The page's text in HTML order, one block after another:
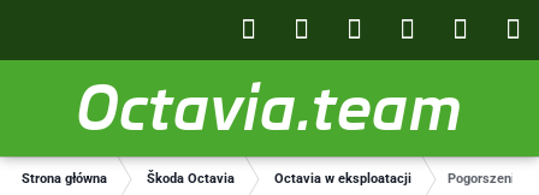
Octavia.team
Strona główna Škoda Octavia Octavia w eksploatacji Pogorszenie